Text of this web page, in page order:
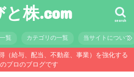
と株.com search
覧 カテゴリの一覧 当サイトについて
（給与、配当、不動産、事業）を強化する
プロのブログです